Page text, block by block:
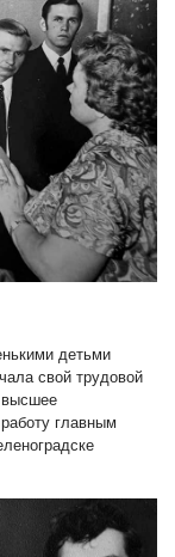
детьми
свой трудовой
высшее
главным